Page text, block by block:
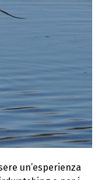
un’esperienza